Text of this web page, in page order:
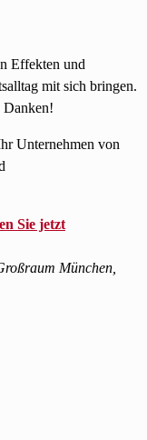
Effekten und
mit sich bringen.
Danken!
Unternehmen von
Sie jetzt
München,